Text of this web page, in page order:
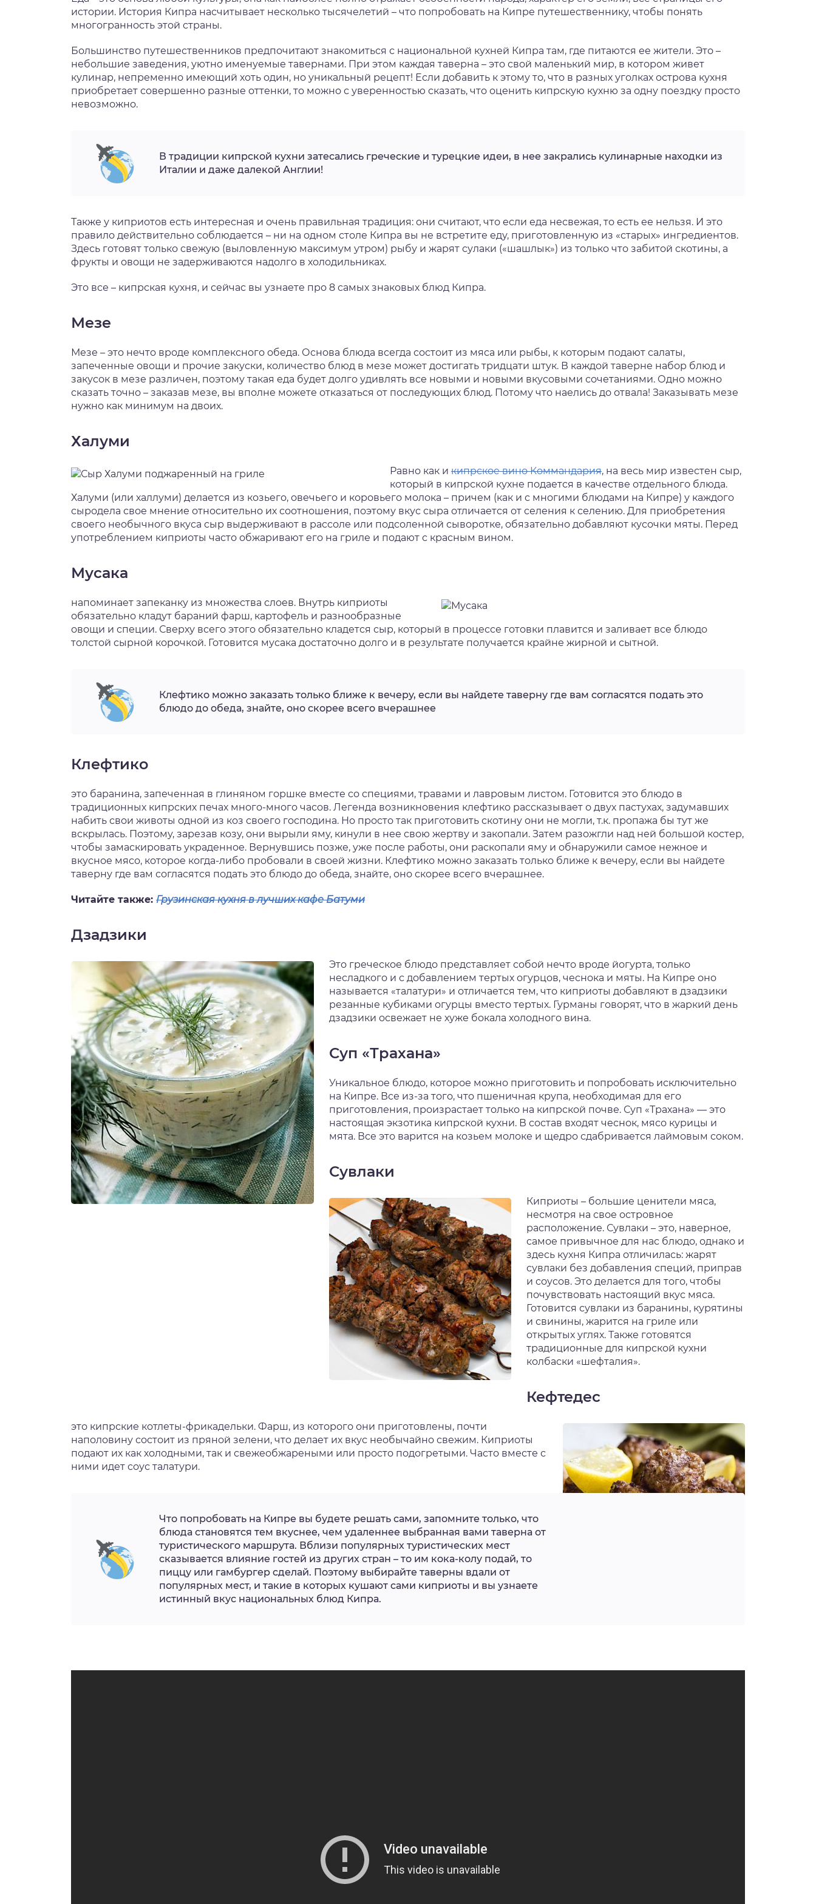
истории. История Кипра насчитывает несколько тысячелетий – что попробовать на Кипре путешественнику, чтобы понять
многогранность этой страны.
Большинство путешественников предпочитают знакомиться с национальной кухней Кипра там, где питаются ее жители. Это –
небольшие заведения, уютно именуемые тавернами. При этом каждая таверна – это свой маленький мир, в котором живет
кулинар, непременно имеющий хоть один, но уникальный рецепт! Если добавить к этому то, что в разных уголках острова кухня
приобретает совершенно разные оттенки, то можно с уверенностью сказать, что оценить кипрскую кухню за одну поездку просто
невозможно.
В традиции кипрской кухни затесались греческие и турецкие идеи, в нее закрались кулинарные находки из
Италии и даже далекой Англии!
Также у киприотов есть интересная и очень правильная традиция: они считают, что если еда несвежая, то есть ее нельзя. И это
правило действительно соблюдается – ни на одном столе Кипра вы не встретите еду, приготовленную из «старых» ингредиентов.
Здесь готовят только свежую (выловленную максимум утром) рыбу и жарят сулаки («шашлык») из только что забитой скотины, а
фрукты и овощи не задерживаются надолго в холодильниках.
Это все – кипрская кухня, и сейчас вы узнаете про 8 самых знаковых блюд Кипра.
Мезе
Мезе – это нечто вроде комплексного обеда. Основа блюда всегда состоит из мяса или рыбы, к которым подают салаты,
запеченные овощи и прочие закуски, количество блюд в мезе может достигать тридцати штук. В каждой таверне набор блюд и
закусок в мезе различен, поэтому такая еда будет долго удивлять все новыми и новыми вкусовыми сочетаниями. Одно можно
сказать точно – заказав мезе, вы вполне можете отказаться от последующих блюд. Потому что наелись до отвала! Заказывать мезе
нужно как минимум на двоих.
Халуми
Равно как и кипрское вино Коммандария, на весь мир известен сыр,
который в кипрской кухне подается в качестве отдельного блюда.
Халуми (или халлуми) делается из козьего, овечьего и коровьего молока – причем (как и с многими блюдами на Кипре) у каждого
сыродела свое мнение относительно их соотношения, поэтому вкус сыра отличается от селения к селению. Для приобретения
своего необычного вкуса сыр выдерживают в рассоле или подсоленной сыворотке, обязательно добавляют кусочки мяты. Перед
употреблением киприоты часто обжаривают его на гриле и подают с красным вином.
Мусака
напоминает запеканку из множества слоев. Внутрь киприоты
обязательно кладут бараний фарш, картофель и разнообразные
овощи и специи. Сверху всего этого обязательно кладется сыр, который в процессе готовки плавится и заливает все блюдо
толстой сырной корочкой. Готовится мусака достаточно долго и в результате получается крайне жирной и сытной.
Клефтико можно заказать только ближе к вечеру, если вы найдете таверну где вам согласятся подать это
блюдо до обеда, знайте, оно скорее всего вчерашнее
Клефтико
это баранина, запеченная в глиняном горшке вместе со специями, травами и лавровым листом. Готовится это блюдо в
традиционных кипрских печах много-много часов. Легенда возникновения клефтико рассказывает о двух пастухах, задумавших
набить свои животы одной из коз своего господина. Но просто так приготовить скотину они не могли, т.к. пропажа бы тут же
вскрылась. Поэтому, зарезав козу, они вырыли яму, кинули в нее свою жертву и закопали. Затем разожгли над ней большой костер,
чтобы замаскировать украденное. Вернувшись позже, уже после работы, они раскопали яму и обнаружили самое нежное и
вкусное мясо, которое когда-либо пробовали в своей жизни. Клефтико можно заказать только ближе к вечеру, если вы найдете
таверну где вам согласятся подать это блюдо до обеда, знайте, оно скорее всего вчерашнее.
Читайте также: Грузинская кухня в лучших кафе Батуми
Дзадзики
Это греческое блюдо представляет собой нечто вроде йогурта, только
несладкого и с добавлением тертых огурцов, чеснока и мяты. На Кипре оно
называется «талатури» и отличается тем, что киприоты добавляют в дзадзики
резанные кубиками огурцы вместо тертых. Гурманы говорят, что в жаркий день
дзадзики освежает не хуже бокала холодного вина.
Суп «Трахана»
Уникальное блюдо, которое можно приготовить и попробовать исключительно
на Кипре. Все из-за того, что пшеничная крупа, необходимая для его
приготовления, произрастает только на кипрской почве. Суп «Трахана» — это
настоящая экзотика кипрской кухни. В состав входят чеснок, мясо курицы и
мята. Все это варится на козьем молоке и щедро сдабривается лаймовым соком.
Сувлаки
Киприоты – большие ценители мяса,
несмотря на свое островное
расположение. Сувлаки – это, наверное,
самое привычное для нас блюдо, однако и
здесь кухня Кипра отличилась: жарят
сувлаки без добавления специй, приправ
и соусов. Это делается для того, чтобы
почувствовать настоящий вкус мяса.
Готовится сувлаки из баранины, курятины
и свинины, жарится на гриле или
открытых углях. Также готовятся
традиционные для кипрской кухни
колбаски «шефталия».
Кефтедес
это кипрские котлеты-фрикадельки. Фарш, из которого они приготовлены, почти
наполовину состоит из пряной зелени, что делает их вкус необычайно свежим. Киприоты
подают их как холодными, так и свежеобжареными или просто подогретыми. Часто вместе с
ними идет соус талатури.
Что попробовать на Кипре вы будете решать сами, запомните только, что
блюда становятся тем вкуснее, чем удаленнее выбранная вами таверна от
туристического маршрута. Вблизи популярных туристических мест
сказывается влияние гостей из других стран – то им кока-колу подай, то
пиццу или гамбургер сделай. Поэтому выбирайте таверны вдали от
популярных мест, и такие в которых кушают сами киприоты и вы узнаете
истинный вкус национальных блюд Кипра.